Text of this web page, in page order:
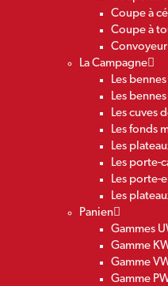
Coupe à
Coupe à
La Campagne
Les
Les bennes
Les cuves
Les fonds
Les
Les porte-
Les porte-
Les
Panien
Gammes
Gamme
Gamme
Gamme